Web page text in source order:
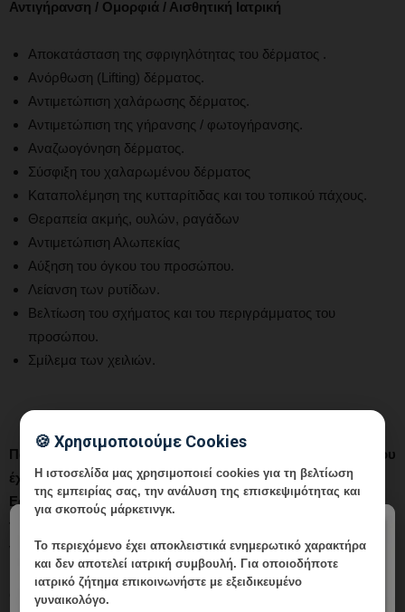
Αντιγήρανση / Ομορφιά / Αισθητική Ιατρική
Αποκατάσταση της σφριγηλότητας του δέρματος .
Ανόρθωση (Lifting) δέρματος.
Αντιμετώπιση χαλάρωσης δέρματος.
Αντιμετώπιση της γήρανσης / φωτογήρανσης.
Αναζωογόνηση δέρματος.
Σύσφιξη του χαλαρωμένου δέρματος
Καταπολέμηση της κυτταρίτιδας και του τοπικού πάχους.
Θεραπεία ακμής, ουλών, ραγάδων
Αντιμετώπιση Αλωπεκίας
Αύξηση του όγκου του προσώπου.
Λείανση των ρυτίδων.
Βελτίωση του σχήματος και του περιγράμματος του
προσώπου.
Σμίλεμα των χειλιών.
Παρέχουμε ένα ευρύ φάσμα εξειδικευμένων υπηρεσιών, που
έχουν στόχο την ολοκληρωμένη φροντίδα της γυναίκας.
Εφαρμόζουμε εξατομικευμένα
πρωτοποριακές ιατρικές
τεχνικές
νιώθετε ασφαλείς.
Οι υπηρεσίες μας αφορούν τους τομείς της Γυναικολογίας, της
🍪 Χρησιμοποιούμε Cookies
Η ιστοσελίδα μας χρησιμοποιεί cookies για τη βελτίωση
της εμπειρίας σας, την ανάλυση της επισκεψιμότητας και
για σκοπούς μάρκετινγκ.
Το περιεχόμενο έχειαποκλειστικά ενημερωτικό χαρακτήρα
και δεν αποτελεί ιατρική συμβουλή. Για οποιοδήποτε
ιατρικό ζήτημα επικοινωνήστε με εξειδικευμένο
γυναικολόγο.